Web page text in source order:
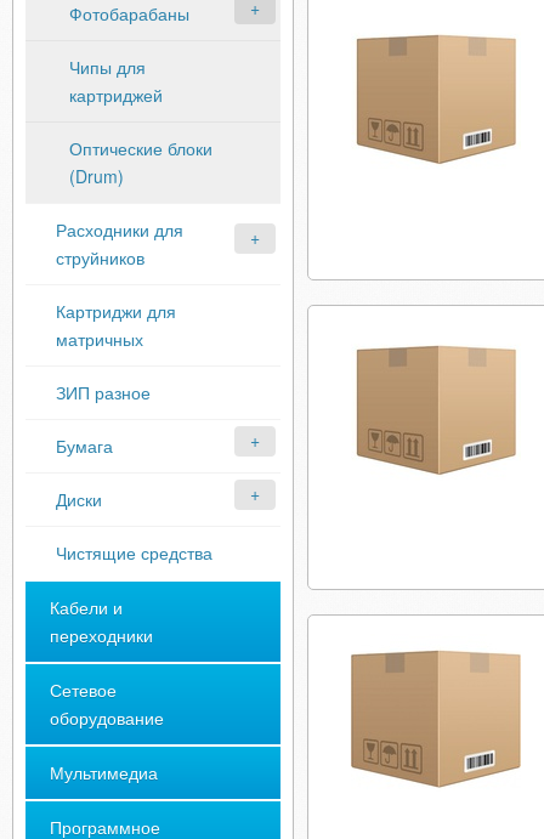
Фотобарабаны
Чипы для
картриджей
Оптические блоки
(Drum)
Расходники для
струйников
Картриджи для
матричных
ЗИП разное
Бумага
Диски
Чистящие средства
Кабели и
переходники
Сетевое
оборудование
Мультимедиа
Программное